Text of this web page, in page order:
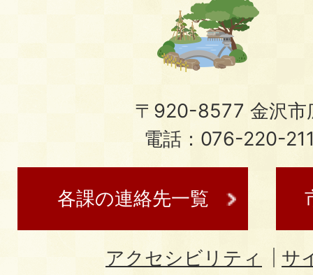
〒920-8577 金沢市
電話：076-220-
各課の連絡先一覧
アクセシビリティ
サ